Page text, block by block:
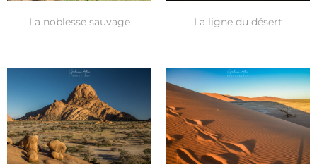
La noblesse sauvage La ligne du désert